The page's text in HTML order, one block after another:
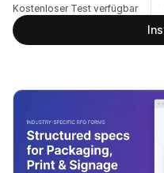
Kostenloser Test verfügbar